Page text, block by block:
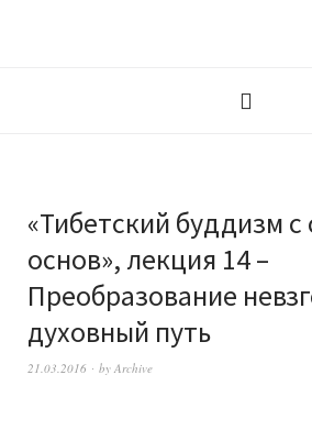
«Тибетский буддизм с
основ», лекция 14 –
Преобразование
духовный путь
21.03.2016 by Archive